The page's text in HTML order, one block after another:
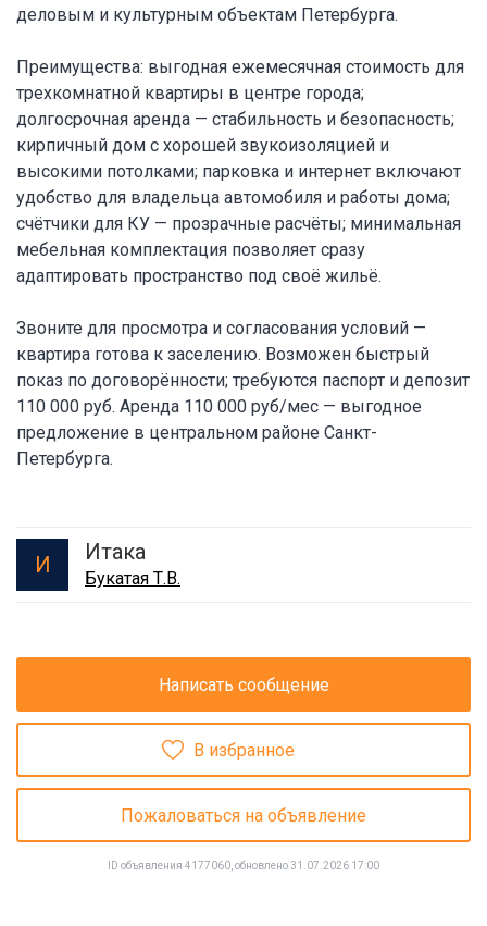
деловым и культурным объектам Петербурга.
Преимущества: выгодная ежемесячная стоимость для
трехкомнатной квартиры в центре города;
долгосрочная аренда — стабильность и безопасность;
кирпичный дом с хорошей звукоизоляцией и
высокими потолками; парковка и интернет включают
удобство для владельца автомобиля и работы дома;
счётчики для КУ — прозрачные расчёты; минимальная
мебельная комплектация позволяет сразу
адаптировать пространство под своё жильё.
Звоните для просмотра и согласования условий —
квартира готова к заселению. Возможен быстрый
показ по договорённости; требуются паспорт и депозит
110 000 руб. Аренда 110 000 руб/мес — выгодное
предложение в центральном районе Санкт-
Петербурга.
И Итака
Букатая Т.В.
Написать сообщение
В избранное
Пожаловаться на объявление
ID объявления 4177060, обновлено 31.07.2026 17:00